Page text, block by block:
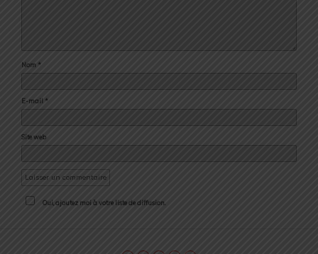
Nom *
E-mail *
Site web
Oui, ajoutez moi à votre liste de diffusion.